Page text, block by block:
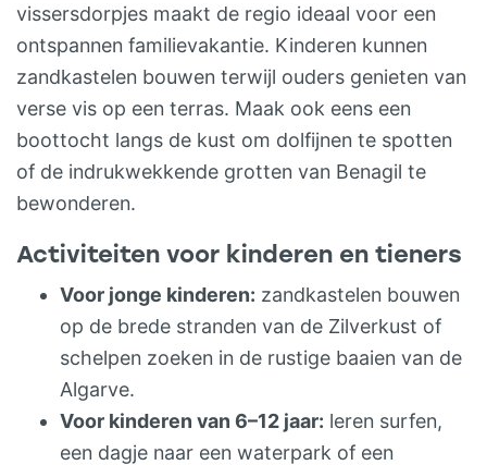
vissersdorpjes maakt de regio ideaal voor een
ontspannen familievakantie. Kinderen kunnen
zandkastelen bouwen terwijl ouders genieten van
verse vis op een terras. Maak ook eens een
boottocht langs de kust om dolfijnen te spotten
of de indrukwekkende grotten van Benagil te
bewonderen.
Activiteiten voor kinderen en tieners
Voor jonge kinderen: zandkastelen bouwen
op de brede stranden van de Zilverkust of
schelpen zoeken in de rustige baaien van de
Algarve.
Voor kinderen van 6–12 jaar: leren surfen,
een dagje naar een waterpark of een